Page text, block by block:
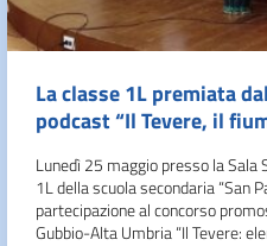
La classe 1L premiata
podcast “Il Tevere, il
Lunedì 25 maggio presso la Sala
1L della scuola secondaria “San
partecipazione al concorso
Gubbio-Alta Umbria “Il Tevere: